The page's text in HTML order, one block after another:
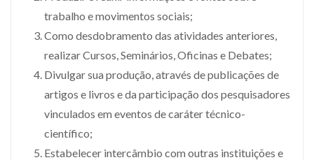
trabalho e movimentos sociais;
Como desdobramento das atividades anteriores,
realizar Cursos, Seminários, Oficinas e Debates;
Divulgar sua produção, através de publicações de
artigos e livros e da participação dos pesquisadores
vinculados em eventos de caráter técnico-
científico;
Estabelecer intercâmbio com outras instituições e